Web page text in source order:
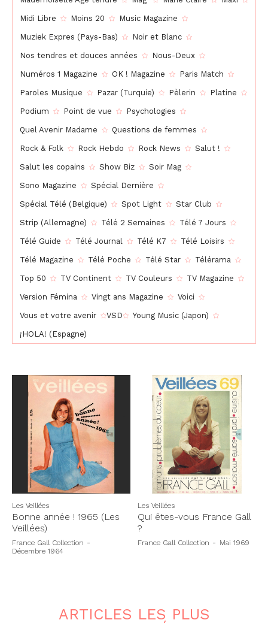
Midi Libre Moins 20 Music Magazine
Muziek Expres (Pays-Bas) Noir et Blanc
Nos tendres et douces années Nous-Deux
Numéros 1 Magazine OK ! Magazine Paris Match
Paroles Musique Pazar (Turquie) Pèlerin Platine
Podium Point de vue Psychologies
Quel Avenir Madame Questions de femmes
Rock & Folk Rock Hebdo Rock News Salut !
Salut les copains Show Biz Soir Mag
Sono Magazine Spécial Dernière
Spécial Télé (Belgique) Spot Light Star Club
Strip (Allemagne) Télé 2 Semaines Télé 7 Jours
Télé Guide Télé Journal Télé K7 Télé Loisirs
Télé Magazine Télé Poche Télé Star Télérama
Top 50 TV Continent TV Couleurs TV Magazine
Version Fémina Vingt ans Magazine Voici
Vous et votre avenir VSD Young Music (Japon)
¡HOLA! (Espagne)
Les Veillées
Bonne année ! 1965 (Les
Veillées)
France Gall Collection -
Décembre 1964
Les Veillées
Qui êtes-vous France Gall
?
France Gall Collection - Mai 1969
ARTICLES LES PLUS